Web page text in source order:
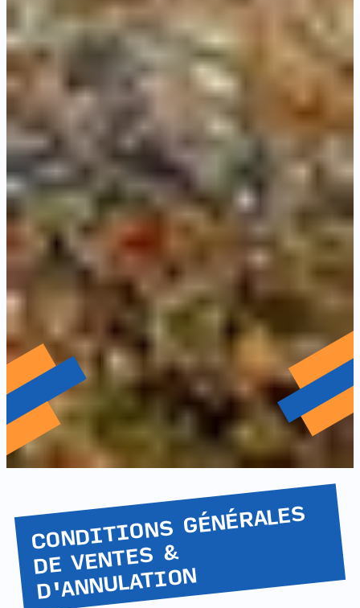
CONDITIONS GÉNÉRALES
DE VENTES &
D'ANNULATION